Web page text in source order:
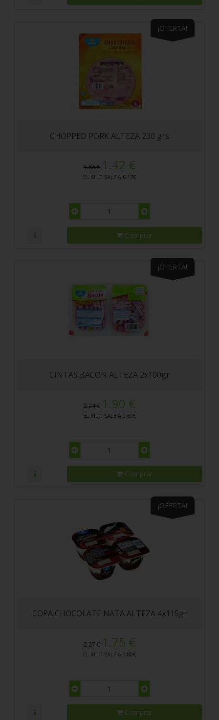
¡OFERTA!
CHOPPED PORK ALTEZA 230 grs
1.66 € 1.42 €
EL KILO SALE A 6.17€
Comprar
¡OFERTA!
CINTAS BACON ALTEZA 2x100gr
2.24 € 1.90 €
EL KILO SALE A 9.50€
Comprar
¡OFERTA!
COPA CHOCOLATE NATA ALTEZA 4x115gr
2.27 € 1.75 €
EL KILO SALE A 3.80€
Comprar